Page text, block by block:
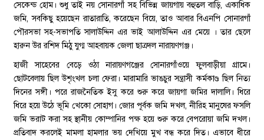
সেকেন্ড হোম। শুধু তাই নয় সোনারগাঁ সহ বিভিন্ন জায়গায় বহুতল বাড়ি, একাধিক
জমি, সবকিছু হয়েছেন রাতারাতি, করেছেন বিয়ে, তাও আবার বিএনপি সোনারগাঁ
পৌরসভা সহ-সভাপতি সালাউদ্দিন এর ভাই আলাউদ্দিন এর মেয়ে । তার ছেলে
হারুন উর রশিদ মিঠু যুগ্ম আহবায়ক জেলা ছাত্রদল নারায়ণগঞ্জ।
হাজী সাহেবের বেড়ে ওঠা নারায়ণগঞ্জের সোনারগাঁওয়ে ফুলবাড়ীয়া গ্রামে।
ছোটবেলায় ছিল উশৃংখল চলা ফেরা। মারামারি ভাঙচুর সন্ত্রাসী কর্মকাণ্ড ছিল নিত্য
দিনের সঙ্গী। পরে রাজনৈতিক ইসু করে শুরু করে জায়গা জমির দালালি। ধিরে
ধিরে হয়ে উঠে ভূমি খেকো সোহাগ। জোর পূর্বক জমি দখল, নীরিহ মানুষের ফসলি
জমি ভরাট করা সহ স্থানীয় কোম্পানির পক্ষ হয়ে শুরু করে বেপরোয়া জমি দখল।
প্রতিবাদ করলেই মামলা হামলার ভয় দেখিয়ে মুখ বন্ধ করে দিত। এভাবে ধীরে